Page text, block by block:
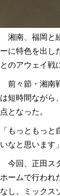
湘南、福岡と
ーに特色を出し
とのアウェイ戦
前々節・湘南
は短時間ながら
点となった。
「もっともっ
いなと思います」
今回、正田ス
ホームで行われ
なし。ミックス